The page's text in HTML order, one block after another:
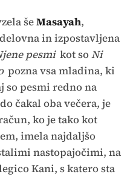
šeMasayah,
in izpostavljena
pesmi kot soNi
pozna vsa mladina, ki
so pesmi redno na
čakal oba večera, je
ko je tako kot
imela najdaljšo
nastopajočimi, na
Kani, s katero sta